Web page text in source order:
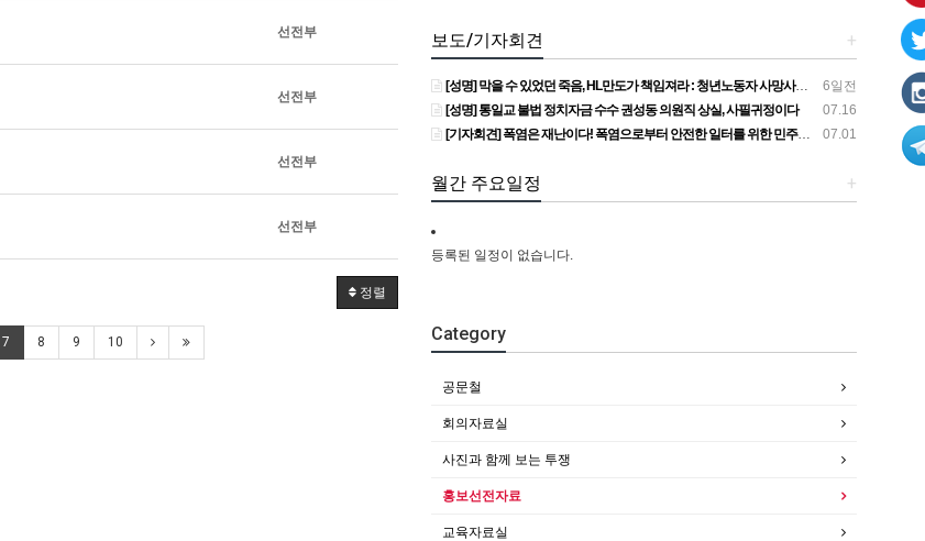
선전부
선전부
선전부
선전부
정렬
7 8 9 10
+
보도/기자회견
6일전
[성명] 막을 수 있었던 죽음, HL만도가 책임져라 : 청년노동자 사망사고의 철저한 진상규명과 재발방지 대책 마련하라
07.16
[성명] 통일교 불법 정치자금 수수 권성동 의원직 상실, 사필귀정이다
07.01
[기자회견] 폭염은 재난이다! 폭염으로부터 안전한 일터를 위한 민주노총 강원지역본부 폭염감시단 선포 기자회견
+
월간 주요일정
등록된 일정이 없습니다.
Category
공문철
회의자료실
사진과 함께 보는 투쟁
홍보선전자료
교육자료실